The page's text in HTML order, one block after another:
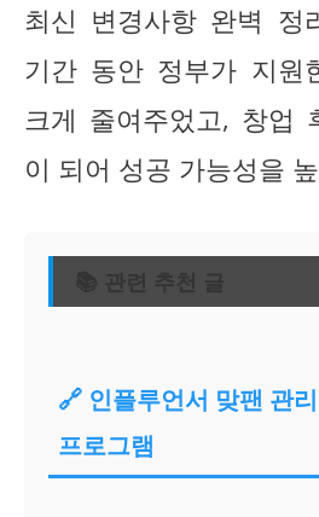
최신 변경사항 완벽 정
기간 동안 정부가 지원
크게 줄여주었고, 창업
이 되어 성공 가능성을
📚 관련 추천 글
🔗 인플루언서 맞팬 관
프로그램